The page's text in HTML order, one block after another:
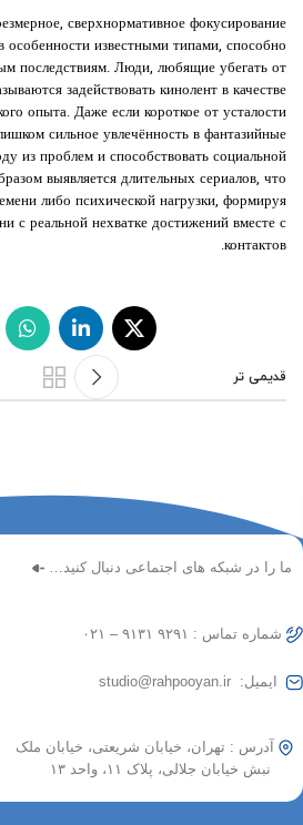
сверхнормативное фокусирование
особенности известными типами, способно
последствиям. Люди, любящие убегать от
задействовать кинолент в качестве
опыта. Даже если короткое от усталости
сильное увлечённость в фантазийные
из проблем и способствовать социальной
выявляется длительных сериалов, что
либо психической нагрузки, формируя
с реальной нехватке достижений вместе с
контактов.
قدیمی تر
ما را در شبکه های اجتماعی دنبال کنید…
شماره تماس : ۹۲۹۱ ۹۱۳۱ – ۰۲۱
ایمیل: studio@rahpooyan.ir
آدرس : تهران، خیابان شریعتی، خیابان ملک
نبش خیابان جلالی، پلاک ۱۱، واحد ۱۳